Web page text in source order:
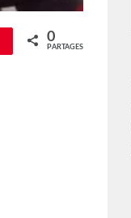
0
PARTAGES